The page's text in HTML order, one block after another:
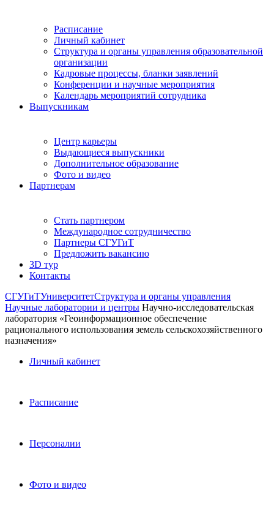
Расписание
Личный кабинет
Структура и органы управления образовательной
организации
Кадровые процессы, бланки заявлений
Конференции и научные мероприятия
Календарь мероприятий сотрудника
Выпускникам
Центр карьеры
Выдающиеся выпускники
Дополнительное образование
Фото и видео
Партнерам
Стать партнером
Международное сотрудничество
Партнеры СГУГиТ
Предложить вакансию
3D тур
Контакты
СГУГиТУниверситетСтруктура и органы управления
Научные лаборатории и центры Научно-исследовательская
лаборатория «Геоинформационное обеспечение
рационального использования земель сельскохозяйственного
назначения»
Личный кабинет
Расписание
Персоналии
Фото и видео